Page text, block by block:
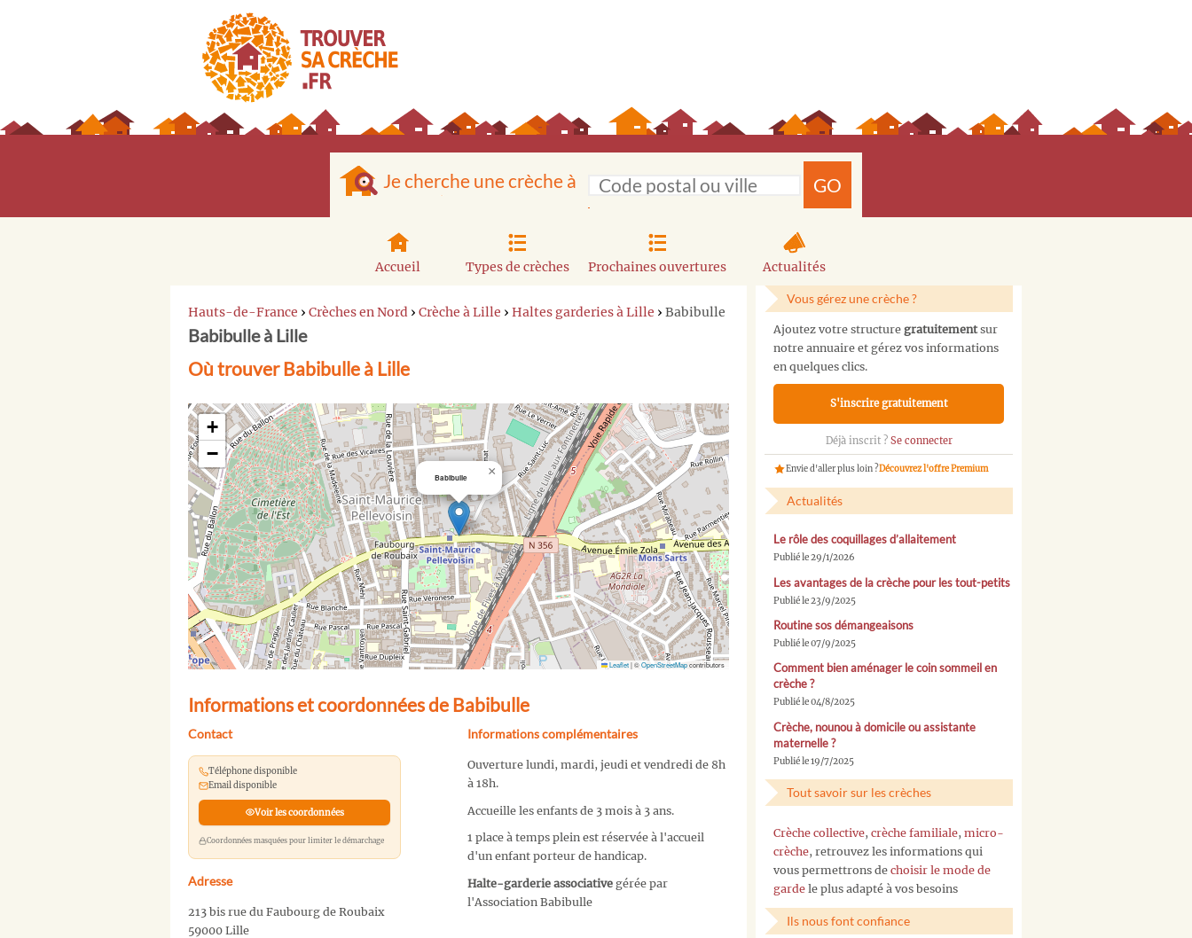
Je cherche une crèche à GO
Accueil Types de crèches Prochaines ouvertures Actualités
Hauts-de-France › Crèches en Nord › Crèche à Lille › Haltes garderies à Lille › Babibulle
Babibulle à Lille
Où trouver Babibulle à Lille
Babibulle ×
+
−
Leaflet|©OpenStreetMapcontributors
Informations et coordonnées de Babibulle
Contact
Téléphone disponible
Email disponible
Voir les coordonnées
Coordonnées masquées pour limiter le démarchage
Adresse
213 bis rue du Faubourg de Roubaix
59000 Lille
Informations complémentaires
Ouverture lundi, mardi, jeudi et vendredi de 8h
à 18h.
Accueille les enfants de 3 mois à 3 ans.
1 place à temps plein est réservée à l'accueil
d'un enfant porteur de handicap.
Halte-garderie associativegérée par
l'Association Babibulle
Vous gérez une crèche ?
Ajoutez votre structure gratuitementsur
notre annuaire et gérez vos informations
en quelques clics.
S'inscrire gratuitement
Déjà inscrit ? Se connecter
Envie d'aller plus loin ?Découvrez l'offre Premium
Actualités
Le rôle des coquillages d’allaitement
Publié le 29/1/2026
Les avantages de la crèche pour les tout-petits
Publié le 23/9/2025
Routine sos démangeaisons
Publié le 07/9/2025
Comment bien aménager le coin sommeil en
crèche ?
Publié le 04/8/2025
Crèche, nounou à domicile ou assistante
maternelle ?
Publié le 19/7/2025
Tout savoir sur les crèches
Crèche collective, crèche familiale, micro-
crèche, retrouvez les informations qui
vous permettrons de choisir le mode de
garde le plus adapté à vos besoins
Ils nous font confiance